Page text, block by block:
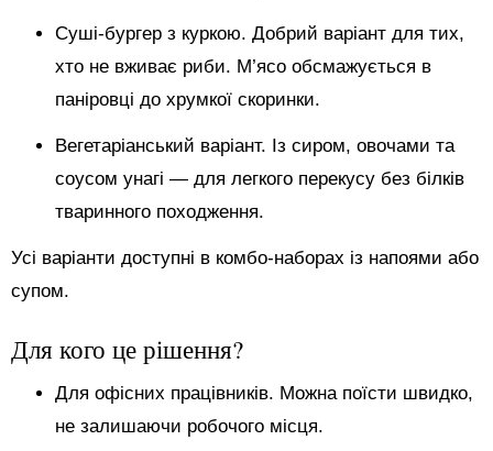
Суші-бургер з куркою. Добрий варіант для тих,
хто не вживає риби. М’ясо обсмажується в
паніровці до хрумкої скоринки.
Вегетаріанський варіант. Із сиром, овочами та
соусом унагі — для легкого перекусу без білків
тваринного походження.
Усі варіанти доступні в комбо-наборах із напоями або
супом.
Для кого це рішення?
Для офісних працівників. Можна поїсти швидко,
не залишаючи робочого місця.